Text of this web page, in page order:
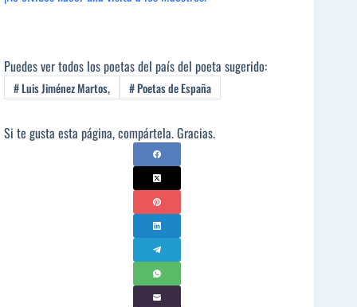
Puedes ver todos los poetas del país del poeta sugerido:
#Luis Jiménez Martos, #Poetas de España
Si te gusta esta página, compártela. Gracias.